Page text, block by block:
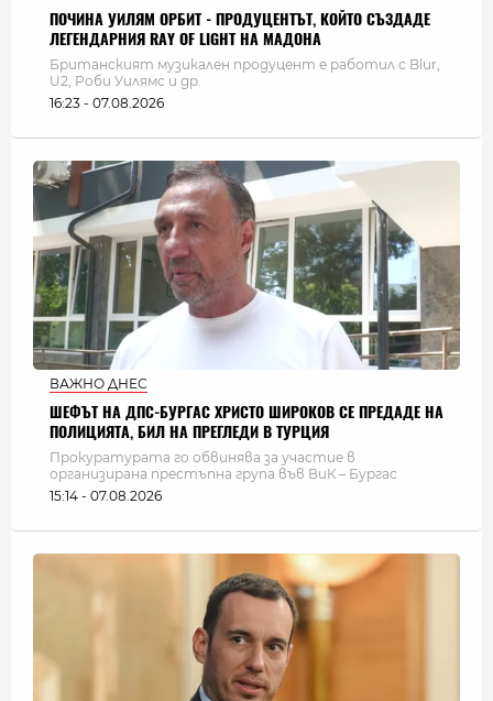
ПОЧИНА УИЛЯМ ОРБИТ - ПРОДУЦЕНТЪТ, КОЙТО СЪЗДАДЕ
ЛЕГЕНДАРНИЯ RAY OF LIGHT НА МАДОНА
Британският музикален продуцент е работил с Blur,
U2, Роби Уилямс и др.
16:23 - 07.08.2026
ВАЖНО ДНЕС
ШЕФЪТ НА ДПС-БУРГАС ХРИСТО ШИРОКОВ СЕ ПРЕДАДЕ НА
ПОЛИЦИЯТА, БИЛ НА ПРЕГЛЕДИ В ТУРЦИЯ
Прокуратурата го обвинява за участие в
организирана престъпна група във ВиК – Бургас
15:14 - 07.08.2026